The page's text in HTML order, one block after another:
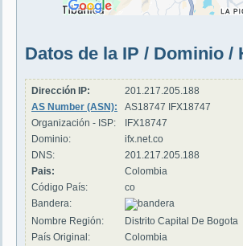
Datos de la IP / Dominio /
Dirección IP:
201.217.205.188
AS Number (ASN):
AS18747 IFX18747
Organización - ISP:
IFX18747
Dominio:
ifx.net.co
DNS:
201.217.205.188
Pais:
Colombia
Código País:
co
Bandera:
Nombre Región:
Distrito Capital De Bogota
País Original:
Colombia